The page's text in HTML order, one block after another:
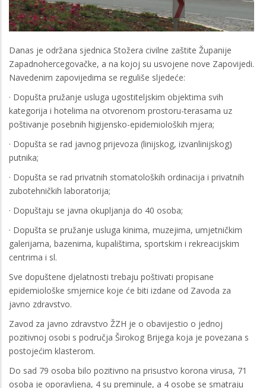
Danas je održana sjednica Stožera civilne zaštite Županije
Zapadnohercegovačke, a na kojoj su usvojene nove Zapovijedi.
Navedenim zapovijedima se reguliše sljedeće:
· Dopušta pružanje usluga ugostiteljskim objektima svih
kategorija i hotelima na otvorenom prostoru-terasama uz
poštivanje posebnih higijensko-epidemioloških mjera;
· Dopušta se rad javnog prijevoza (linijskog, izvanlinijskog)
putnika;
· Dopušta se rad privatnih stomatoloških ordinacija i privatnih
zubotehničkih laboratorija;
· Dopuštaju se javna okupljanja do 40 osoba;
· Dopušta se pružanje usluga kinima, muzejima, umjetničkim
galerijama, bazenima, kupalištima, sportskim i rekreacijskim
centrima i sl.
Sve dopuštene djelatnosti trebaju poštivati propisane
epidemiološke smjernice koje će biti izdane od Zavoda za
javno zdravstvo.
Zavod za javno zdravstvo ŽZH je o obavijestio o jednoj
pozitivnoj osobi s područja Širokog Brijega koja je povezana s
postojećim klasterom.
Do sad 79 osoba bilo pozitivno na prisustvo korona virusa, 71
osoba je oporavljena, 4 su preminule, a 4 osobe se smatraju